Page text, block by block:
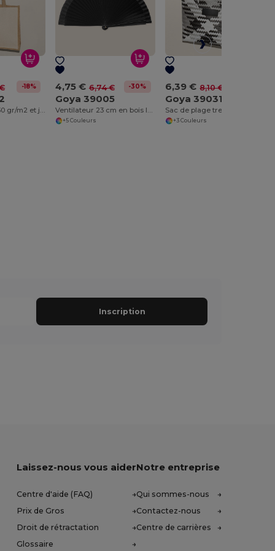
-18% 4,75 € 6,74 € -30%
Goya 39005
+5 Couleurs
6,39 € 8,10 €
Goya 39031
+3 Couleurs
Inscription
Laissez-nous vous aider
Centre d'aide (FAQ)
Prix de Gros
Droit de rétractation
Glossaire
Notre entreprise
Qui sommes-nous
Contactez-nous
Centre de carrières